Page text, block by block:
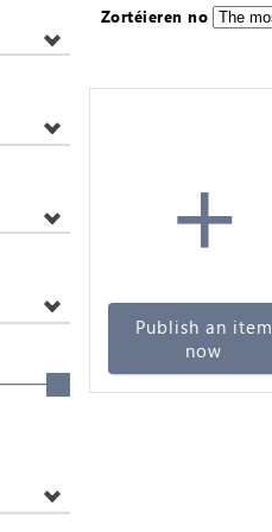
Zortéieren no
+
Publish an item
now